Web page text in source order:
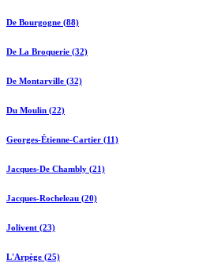
De Bourgogne (88)
De La Broquerie (32)
De Montarville (32)
Du Moulin (22)
Georges-Étienne-Cartier (11)
Jacques-De Chambly (21)
Jacques-Rocheleau (20)
Jolivent (23)
L'Arpège (25)